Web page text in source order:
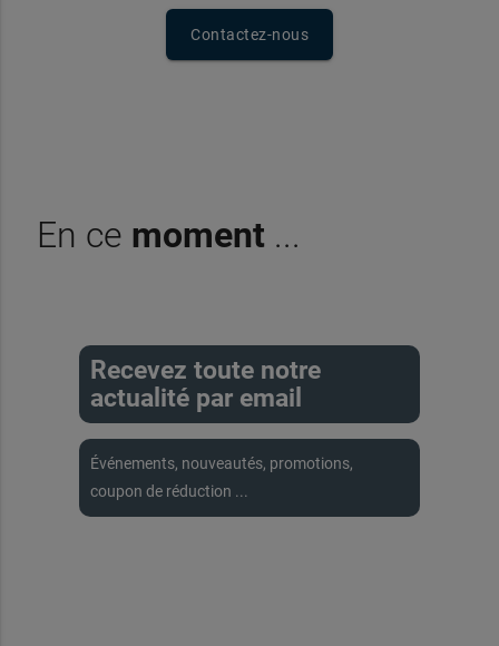
Contactez-nous
En ce moment ...
Recevez toute notre
actualité par email
Événements, nouveautés, promotions,
coupon de réduction ...